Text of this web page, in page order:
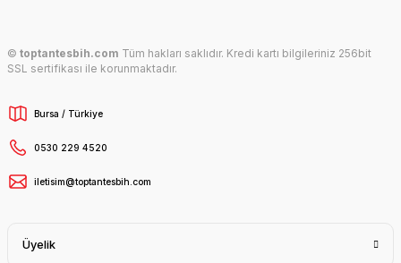
© toptantesbih.com Tüm hakları saklıdır. Kredi kartı bilgileriniz 256bit
SSL sertifikası ile korunmaktadır.
Bursa / Türkiye
0530 229 4520
iletisim@toptantesbih.com
Üyelik